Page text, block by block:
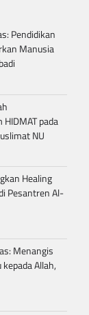
Pendidikan
Manusia
pada
NU
Healing
Pesantren Al-
Menangis
Allah,